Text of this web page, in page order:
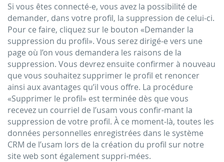
Si vous êtes connecté-e, vous avez la possibilité de
demander, dans votre profil, la suppression de celui-ci.
Pour ce faire, cliquez sur le bouton «Demander la
suppression du profil». Vous serez dirigé-e vers une
page où l’on vous demandera les raisons de la
suppression. Vous devrez ensuite confirmer à nouveau
que vous souhaitez supprimer le profil et renoncer
ainsi aux avantages qu’il vous offre. La procédure
«Supprimer le profil» est terminée dès que vous
recevez un courriel de l’usam vous confir-mant la
suppression de votre profil. À ce moment-là, toutes les
données personnelles enregistrées dans le système
CRM de l’usam lors de la création du profil sur notre
site web sont également suppri-mées.